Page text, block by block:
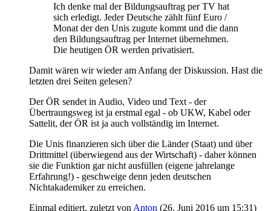
Ich denke mal der Bildungsauftrag per TV hat
sich erledigt. Jeder Deutsche zählt fünf Euro /
Monat der den Unis zugute kommt und die dann
den Bildungsauftrag per Internet übernehmen.
Die heutigen ÖR werden privatisiert.
Damit wären wir wieder am Anfang der Diskussion. Hast die
letzten drei Seiten gelesen?
Der ÖR sendet in Audio, Video und Text - der
Übertraungsweg ist ja erstmal egal - ob UKW, Kabel oder
Sattelit, der ÖR ist ja auch vollständig im Internet.
Die Unis finanzieren sich über die Länder (Staat) und über
Drittmittel (überwiegend aus der Wirtschaft) - daher können
sie die Funktion gar nicht ausfüllen (eigene jahrelange
Erfahrung!) - geschweige denn jeden deutschen
Nichtakademiker zu erreichen.
Einmal editiert, zuletzt von Anton (26. Juni 2016 um 15:31)